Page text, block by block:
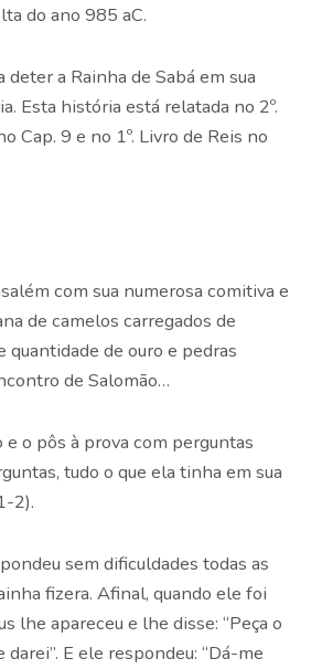
do ano 985 aC.
deter a Rainha de Sabá em sua
Esta história está relatada no 2º.
Cap. 9 e no 1º. Livro de Reis no
com sua numerosa comitiva e
de camelos carregados de
quantidade de ouro e pedras
de Salomão…
o pôs à prova com perguntas
tudo o que ela tinha em sua
2).
sem dificuldades todas as
fizera. Afinal, quando ele foi
lhe apareceu e lhe disse: “Peça o
darei”. E ele respondeu: “Dá-me